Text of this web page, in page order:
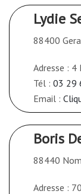
Lydie
88400
Adresse : 4
Tél : 03 29
Email :
Boris
88440
Adresse :